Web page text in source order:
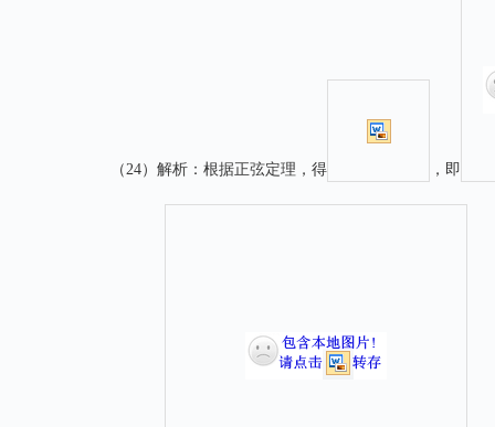
（24） 解析： 根据正弦定理，得 ，即